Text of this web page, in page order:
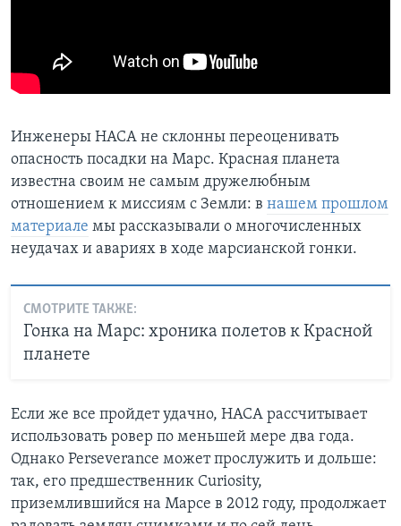
Инженеры НАСА не склонны переоценивать
опасность посадки на Марс. Красная планета
известна своим не самым дружелюбным
отношением к миссиям с Земли: в нашем прошлом
материале мы рассказывали о многочисленных
неудачах и авариях в ходе марсианской гонки.
СМОТРИТЕ ТАКЖЕ:
Гонка на Марс: хроника полетов к Красной
планете
Если же все пройдет удачно, НАСА рассчитывает
использовать ровер по меньшей мере два года.
Однако Perseverance может прослужить и дольше:
так, его предшественник Curiosity,
приземлившийся на Марсе в 2012 году, продолжает